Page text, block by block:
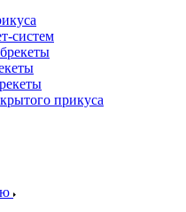
систем
прикуса